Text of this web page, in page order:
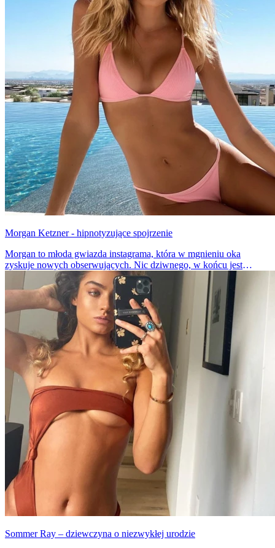
Morgan Ketzner - hipnotyzujące spojrzenie
Morgan to młoda gwiazda instagrama, która w mgnieniu oka
zyskuje nowych obserwujących. Nic dziwnego, w końcu jest
prześliczna i ma wspaniałą figurę, a dodatkowo bardzo chętnie
pokazuje się w bikini.
Sommer Ray – dziewczyna o niezwykłej urodzie